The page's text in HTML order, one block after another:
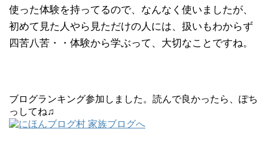
使った体験を持ってるので、なんなく使いましたが、
初めて見た人やら見ただけの人には、扱いもわからず
四苦八苦・・体験から学ぶって、大切なことですね。
ブログランキング参加しました。読んで良かったら、ぽち
っしてね♫